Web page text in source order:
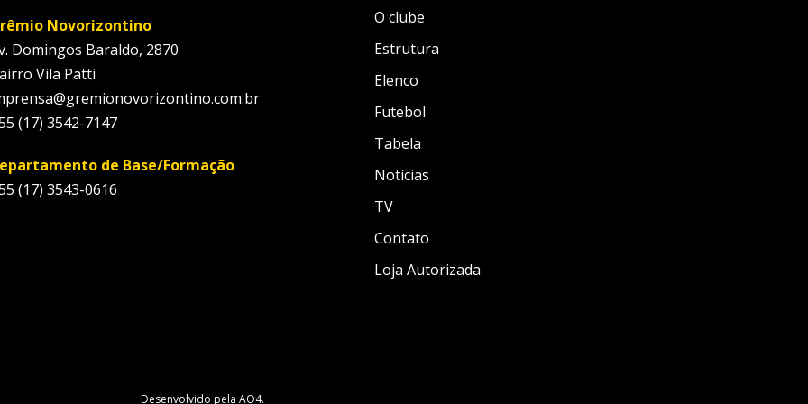
Novorizontino
Domingos Baraldo, 2870
Vila Patti
(17) 3542-7147
de Base/Formação
(17) 3543-0616
O clube
Estrutura
Elenco
Futebol
Tabela
Notícias
TV
Contato
Loja Autorizada
Desenvolvido pela AO4.